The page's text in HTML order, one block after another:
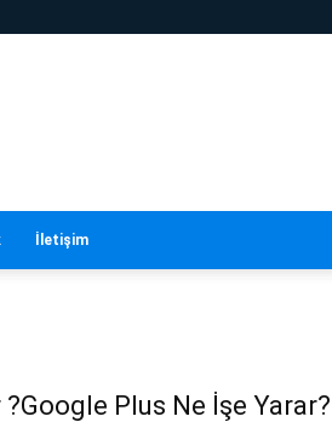
İletişim
Plus Ne İşe Yarar?